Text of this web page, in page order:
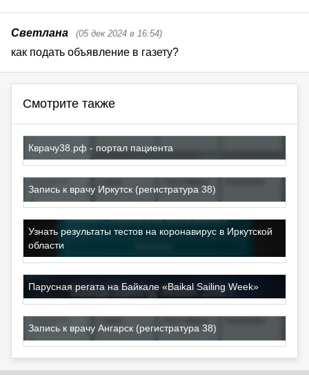
Светлана (05 дек 2024 в 16:54)
как подать объявление в газету?
Смотрите также
Кврачу38.рф - портал пациента
Запись к врачу Иркутск (регистратура 38)
Узнать результаты тестов на коронавирус в Иркутской
области
Парусная регата на Байкале «Baikal Sailing Week»
Запись к врачу Ангарск (регистратура 38)